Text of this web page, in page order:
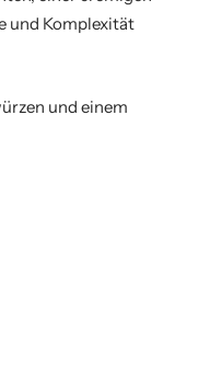
und Komplexität
und einem